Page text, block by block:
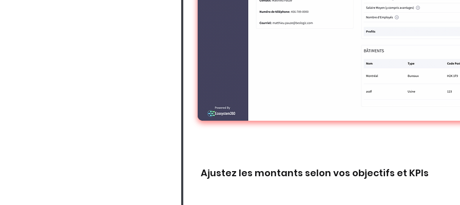
Ajustez les montants selon vos objectifs et KPIs